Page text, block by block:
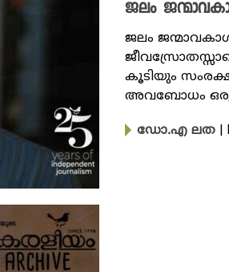
ജലം
ജലം
കൂടിയും
അവബോധം
ഡോ.എ ലത |